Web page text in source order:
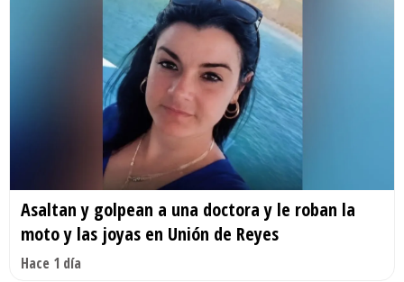
Asaltan y golpean a una doctora y le roban la
moto y las joyas en Unión de Reyes
Hace 1 día